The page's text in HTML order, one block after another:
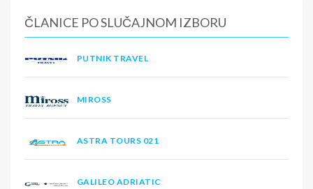
ČLANICE PO SLUČAJNOM IZBORU
PUTNIK TRAVEL
MIROSS
ASTRA TOURS 021
GALILEO ADRIATIC